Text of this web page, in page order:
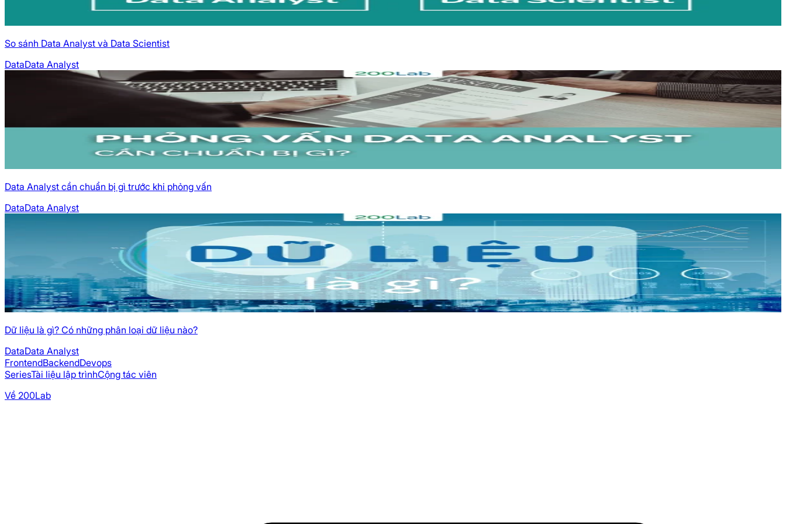
So sánh Data Analyst và Data Scientist
DataData Analyst
Data Analyst cần chuẩn bị gì trước khi phỏng vấn
DataData Analyst
Dữ liệu là gì? Có những phân loại dữ liệu nào?
DataData Analyst
FrontendBackendDevops
SeriesTài liệu lập trìnhCộng tác viên
Về 200Lab